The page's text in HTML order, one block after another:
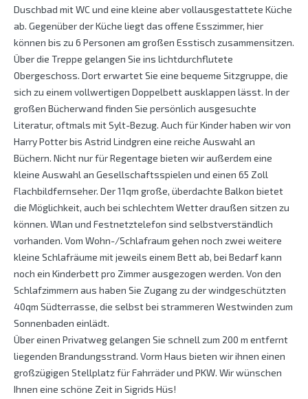
Duschbad mit WC und eine kleine aber vollausgestattete Küche
ab. Gegenüber der Küche liegt das offene Esszimmer, hier
können bis zu 6 Personen am großen Esstisch zusammensitzen.
Über die Treppe gelangen Sie ins lichtdurchflutete
Obergeschoss. Dort erwartet Sie eine bequeme Sitzgruppe, die
sich zu einem vollwertigen Doppelbett ausklappen lässt. In der
großen Bücherwand finden Sie persönlich ausgesuchte
Literatur, oftmals mit Sylt-Bezug. Auch für Kinder haben wir von
Harry Potter bis Astrid Lindgren eine reiche Auswahl an
Büchern. Nicht nur für Regentage bieten wir außerdem eine
kleine Auswahl an Gesellschaftsspielen und einen 65 Zoll
Flachbildfernseher. Der 11qm große, überdachte Balkon bietet
die Möglichkeit, auch bei schlechtem Wetter draußen sitzen zu
können. Wlan und Festnetztelefon sind selbstverständlich
vorhanden. Vom Wohn-/Schlafraum gehen noch zwei weitere
kleine Schlafräume mit jeweils einem Bett ab, bei Bedarf kann
noch ein Kinderbett pro Zimmer ausgezogen werden. Von den
Schlafzimmern aus haben Sie Zugang zu der windgeschützten
40qm Südterrasse, die selbst bei strammeren Westwinden zum
Sonnenbaden einlädt.
Über einen Privatweg gelangen Sie schnell zum 200 m entfernt
liegenden Brandungsstrand. Vorm Haus bieten wir ihnen einen
großzügigen Stellplatz für Fahrräder und PKW. Wir wünschen
Ihnen eine schöne Zeit in Sigrids Hüs!